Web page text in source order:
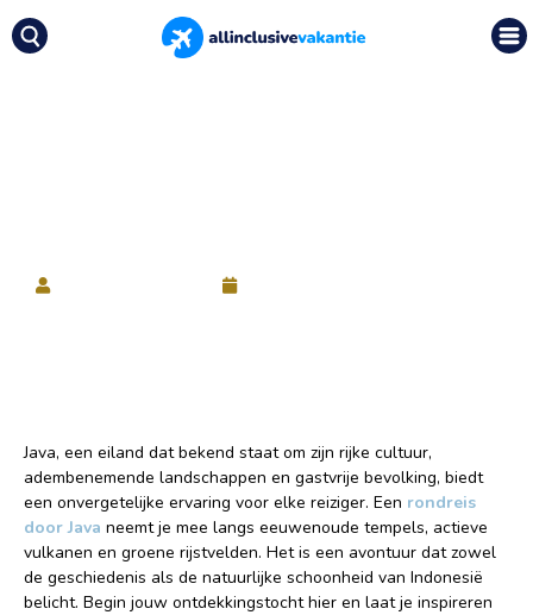
Java, een eiland dat bekend staat om zijn rijke cultuur,
adembenemende landschappen en gastvrije bevolking, biedt
een onvergetelijke ervaring voor elke reiziger. Een rondreis
door Java neemt je mee langs eeuwenoude tempels, actieve
vulkanen en groene rijstvelden. Het is een avontuur dat zowel
de geschiedenis als de natuurlijke schoonheid van Indonesië
belicht. Begin jouw ontdekkingstocht hier en laat je inspireren